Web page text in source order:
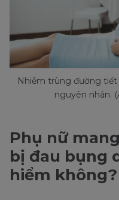
Nhiễm trùng đường
nguyên nhân.
Phụ nữ
bị đau bụng
hiểm không?